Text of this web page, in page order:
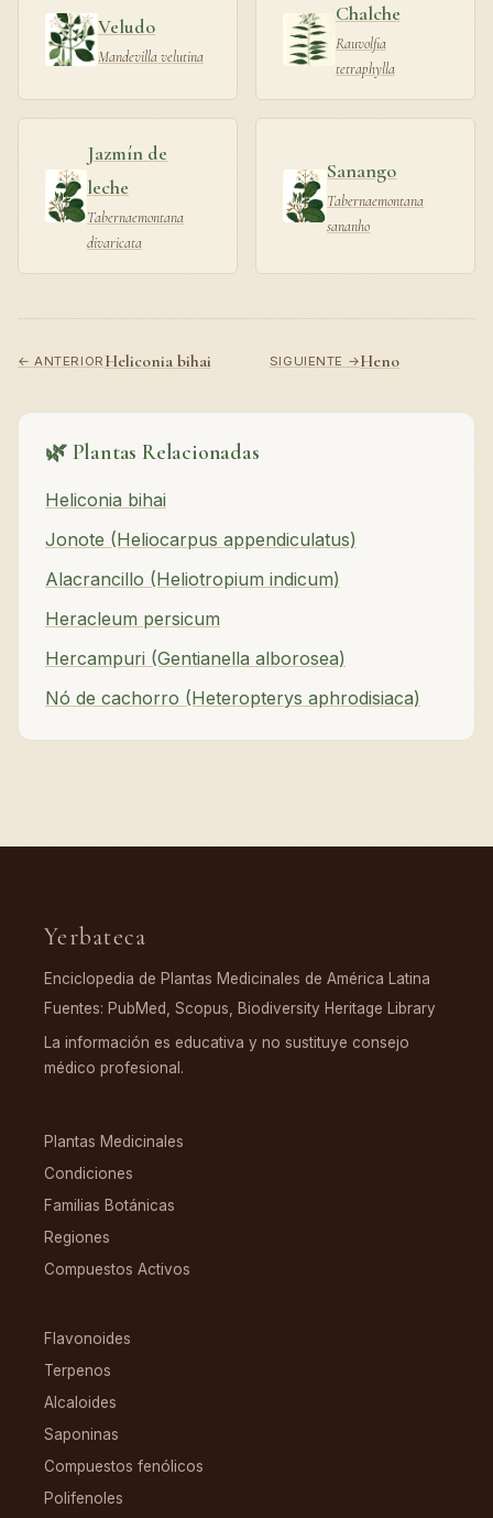
Veludo
Mandevilla velutina
Chalche
Rauvolfia
tetraphylla
Jazmín de
leche
Tabernaemontana
divaricata
Sanango
Tabernaemontana
sananho
← ANTERIORHeliconia bihai SIGUIENTE →Heno
🌿 Plantas Relacionadas
Heliconia bihai
Jonote (Heliocarpus appendiculatus)
Alacrancillo (Heliotropium indicum)
Heracleum persicum
Hercampuri (Gentianella alborosea)
Nó de cachorro (Heteropterys aphrodisiaca)
Yerbateca
Enciclopedia de Plantas Medicinales de América Latina
Fuentes: PubMed, Scopus, Biodiversity Heritage Library
La información es educativa y no sustituye consejo
médico profesional.
Plantas Medicinales
Condiciones
Familias Botánicas
Regiones
Compuestos Activos
Flavonoides
Terpenos
Alcaloides
Saponinas
Compuestos fenólicos
Polifenoles